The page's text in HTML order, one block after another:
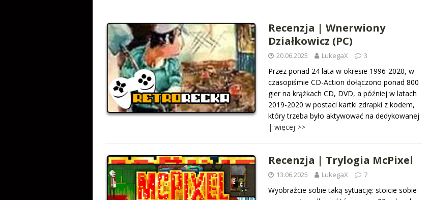
Recenzja | Wnerwiony
Działkowicz (PC)
20.06.2025 LukegaX 3
Przez ponad 24 lata w okresie 1996-2020, w
czasopiśmie CD-Action dołączono ponad 800
gier na krążkach CD, DVD, a później w latach
2019-2020 w postaci kartki zdrapki z kodem,
który trzeba było aktywować na dedykowanej
| więcej >>
Recenzja | Trylogia McPixel
13.06.2025 LukegaX 7
Wyobraźcie sobie taką sytuację: stoicie sobie